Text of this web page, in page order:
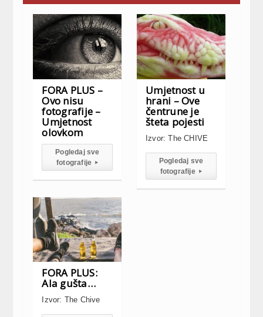
FORA PLUS –
Ovo nisu
fotografije –
Umjetnost
olovkom
Pogledaj sve
fotografije▸
Umjetnost u
hrani – Ove
čentrune je
šteta pojesti
Izvor: The CHIVE
Pogledaj sve
fotografije▸
FORA PLUS:
Ala gušta…
Izvor: The Chive